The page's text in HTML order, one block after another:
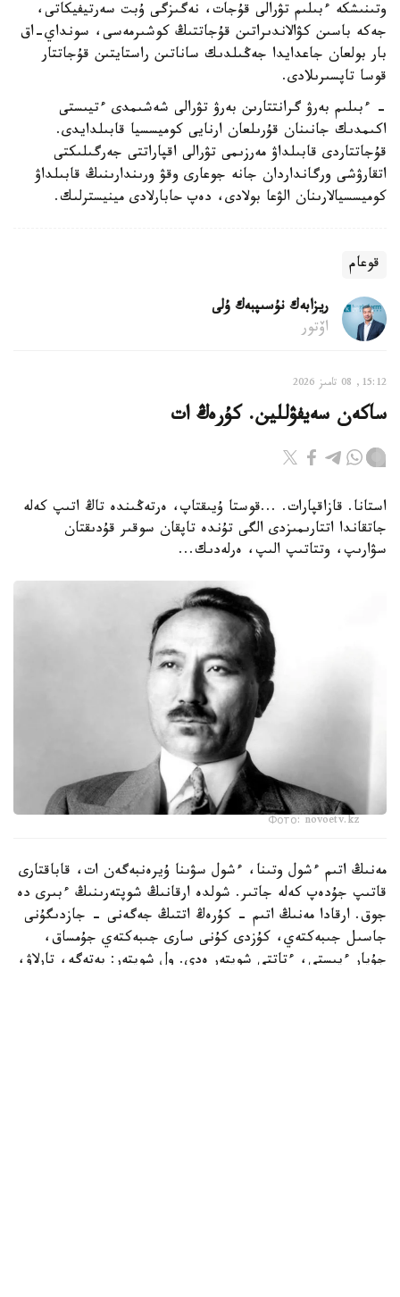
وتىنىشكە ءبىلىم تۋرالى قۇجات، نەگىزگى ۇبت سەرتيفيكاتى،
جەكە باسىن كۋالاندىراتىن قۇجاتتىڭ كوشىرمەسى، سونداي-اق
بار بولعان جاعدايدا جەڭىلدىك ساناتىن راستايتىن قۇجاتتار
قوسا تاپسىرىلادى.
- ءبىلىم بەرۋ گرانتتارىن بەرۋ تۋرالى شەشىمدى ءتيىستى
اكىمدىك جانىنان قۇرىلعان ارنايى كوميسسيا قابىلدايدى.
قۇجاتتاردى قابىلداۋ مەرزىمى تۋرالى اقپاراتتى جەرگىلىكتى
اتقارۋشى ورگانداردان جانە جوعارى وقۋ ورىندارىنىڭ قابىلداۋ
كوميسسيالارىنان الۋعا بولادى، دەپ حابارلادى مينيسترلىك.
قوعام
ريزابەك نۇسىپبەك ۇلى
اۆتور
15:12, 08 تامىز 2026
ساكەن سەيفۋللين. كۇرەڭ ات
استانا. قازاقپارات. ...قوستا ۇيىقتاپ، ەرتەڭىندە تاڭ اتىپ كەلە
جاتقاندا اتتارىمىزدى الگى تۇندە تاپقان سوقىر قۇدىقتان
سۋارىپ، وتتاتىپ الىپ، ەرلەدىك...
Фото: novoetv.kz
مەنىڭ اتىم ءشول وتىنا، ءشول سۋىنا ۇيرەنبەگەن ات، قاباقتارى
قاتىپ جۇدەپ كەلە جاتىر. شولدە ارقانىڭ شوپتەرىنىڭ ءبىرى دە
جوق. ارقادا مەنىڭ اتىم - كۇرەڭ اتتىڭ جەگەنى - جازدىگۇنى
جاسىل جىبەكتەي، كۇزدى كۇنى سارى جىبەكتەي جۇمساق،
جۇپار ءيىستى، ءتاتتى شوپتەر ەدى. ول شوپتەر: بەتەگە، تارلاۋ،